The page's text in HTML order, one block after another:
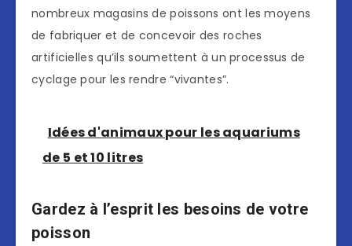
nombreux magasins de poissons ont les moyens
de fabriquer et de concevoir des roches
artificielles qu’ils soumettent à un processus de
cyclage pour les rendre “vivantes”.
Idées d'animaux pour les aquariums
de 5 et 10 litres
Gardez à l’esprit les besoins de votre
poisson